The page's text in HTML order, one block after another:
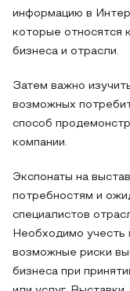
информацию в
которые относятся
бизнеса и отрасли.
Затем важно
возможных
способ
компании.
Экспонаты на
потребностям и
специалистов
Необходимо учесть
возможные риски
бизнеса при